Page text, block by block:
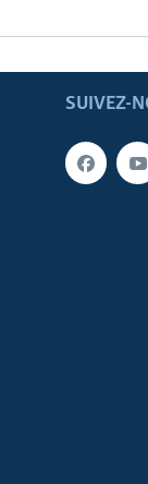
SUIVEZ-